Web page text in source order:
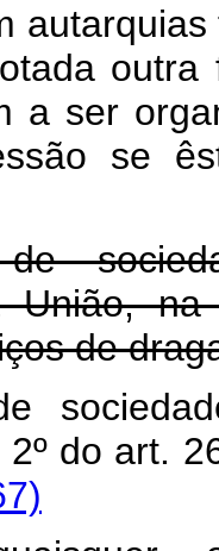
a ser
se
União,
de
§ 2º do